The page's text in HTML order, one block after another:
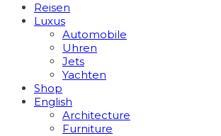
Reisen
Luxus
Automobile
Uhren
Jets
Yachten
Shop
English
Architecture
Furniture